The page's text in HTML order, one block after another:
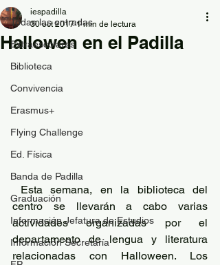
Todas las entradas
Extraescolares
Biblioteca
Convivencia
Erasmus+
Flying Challenge
Ed. Física
Banda de Padilla
Graduación
Información Jefatura de Estudios
Información Secretaría
Hallowen en el Padilla
iespadilla
30 oct 2017 1 min de lectura
centro se llevarán a cabo varias
actividades organizadas por el
departamento de lengua y literatura
relacionadas con Halloween. Los